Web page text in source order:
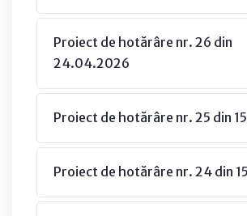
Proiect de hotărâre nr. 26 din
24.04.2026
Proiect de hotărâre nr. 25 din
Proiect de hotărâre nr. 24 din